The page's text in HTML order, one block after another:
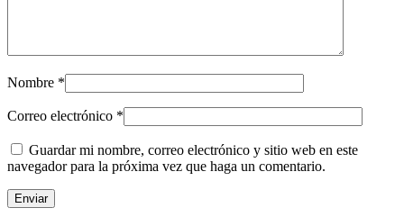
Nombre *
Correo electrónico *
Guardar mi nombre, correo electrónico y sitio web en este
navegador para la próxima vez que haga un comentario.